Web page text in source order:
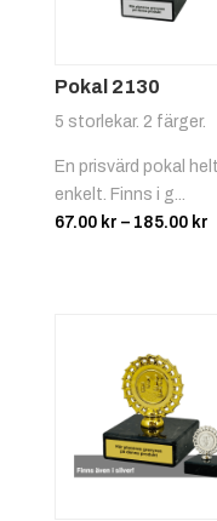
Pokal 2130
5 storlekar. 2 färger.
En prisvärd pokal helt
enkelt. Finns i g...
67.00 kr – 185.00 kr